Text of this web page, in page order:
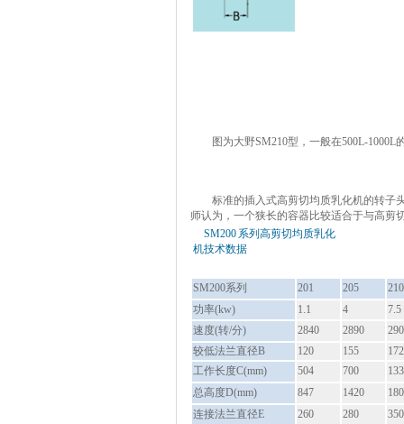
图为大野SM210型，一般在500L-1000L
标准的插入式高剪切均质乳化机的转子
师认为，一个狭长的容器比较适合于与高剪
SM200 系列高剪切均质乳化
机技术数据
SM200系列 201 205
210
功率(kw) 1.1 4
7.5
速度(转/分)
2840 2890
较低法兰直径B 120 155
172
工作长度C(mm) 504 700
总高度D(mm) 847 1420
连接法兰直径E 260 280
350